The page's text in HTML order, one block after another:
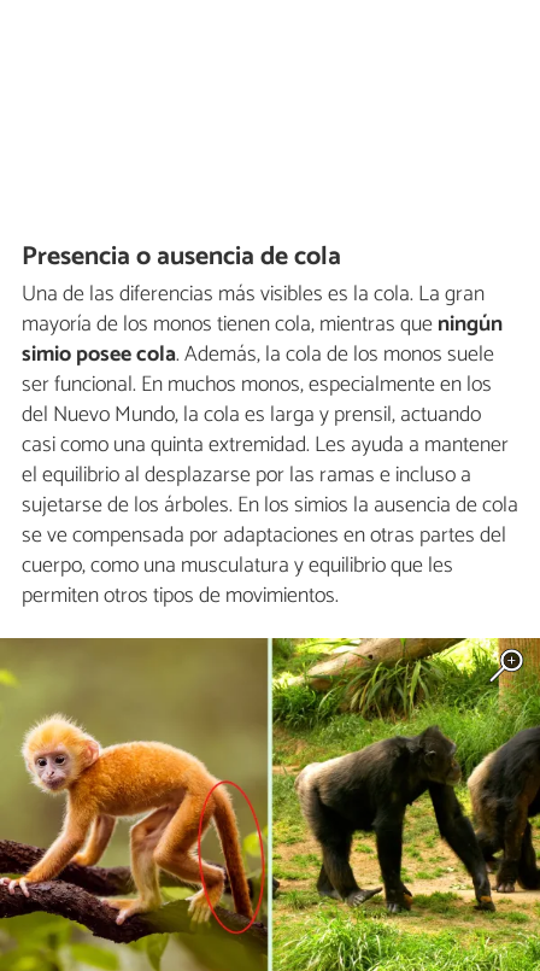
Presencia o ausencia de cola
Una de las diferencias más visibles es la cola. La gran
mayoría de los monos tienen cola, mientras queningún
simio posee cola. Además, la cola de los monos suele
ser funcional. En muchos monos, especialmente en los
del Nuevo Mundo, la cola es larga y prensil, actuando
casi como una quinta extremidad. Les ayuda a mantener
el equilibrio al desplazarse por las ramas e incluso a
sujetarse de los árboles. En los simios la ausencia de cola
se ve compensada por adaptaciones en otras partes del
cuerpo, como una musculatura y equilibrio que les
permiten otros tipos de movimientos.